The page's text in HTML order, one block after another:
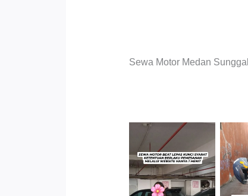
Sewa Motor Medan
Cityplaza
Jatinegara